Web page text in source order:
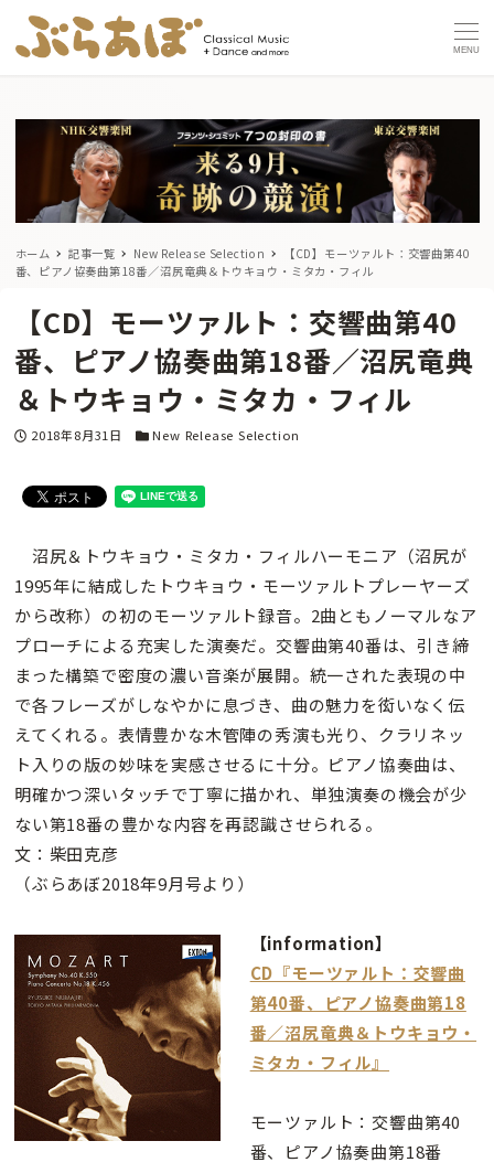
MENU
ホーム 記事一覧 New Release Selection
【CD】モーツァルト：交響曲第40
番、ピアノ協奏曲第18番／沼尻竜典＆トウキョウ・ミタカ・フィル
【CD】モーツァルト：交響曲第40
番、ピアノ協奏曲第18番／沼尻竜典
＆トウキョウ・ミタカ・フィル
投稿日
2018年8月31日 カテゴリー
New Release Selection
沼尻＆トウキョウ・ミタカ・フィルハーモニア（沼尻が
1995年に結成したトウキョウ・モーツァルトプレーヤーズ
から改称）の初のモーツァルト録音。2曲ともノーマルなア
プローチによる充実した演奏だ。交響曲第40番は、引き締
まった構築で密度の濃い音楽が展開。統一された表現の中
で各フレーズがしなやかに息づき、曲の魅力を衒いなく伝
えてくれる。表情豊かな木管陣の秀演も光り、クラリネッ
ト入りの版の妙味を実感させるに十分。ピアノ協奏曲は、
明確かつ深いタッチで丁寧に描かれ、単独演奏の機会が少
ない第18番の豊かな内容を再認識させられる。
文：柴田克彦
（ぶらあぼ2018年9月号より）
【information】
CD『モーツァルト：交響曲
第40番、ピアノ協奏曲第18
番／沼尻竜典＆トウキョウ・
ミタカ・フィル』
モーツァルト：交響曲第40
番、ピアノ協奏曲第18番